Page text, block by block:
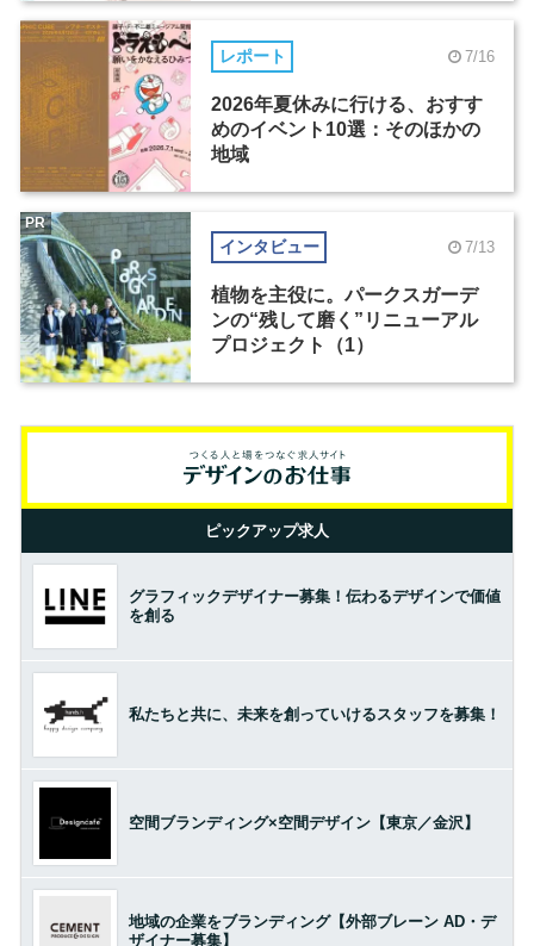
レポート 7/16
2026年夏休みに行ける、おすす
めのイベント10選：そのほかの
地域
インタビュー 7/13
植物を主役に。パークスガーデ
ンの“残して磨く”リニューアル
プロジェクト（1）
PR
ピックアップ求人
グラフィックデザイナー募集！伝わるデザインで価値
を創る
私たちと共に、未来を創っていけるスタッフを募集！
空間ブランディング×空間デザイン【東京／金沢】
地域の企業をブランディング【外部ブレーン AD・デ
ザイナー募集】